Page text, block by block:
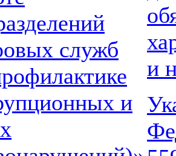
служб
и
и